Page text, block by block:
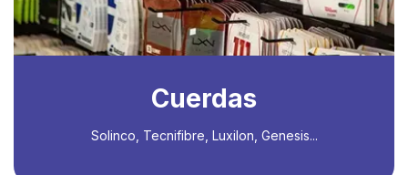
Cuerdas
Solinco, Tecnifibre, Luxilon, Genesis...